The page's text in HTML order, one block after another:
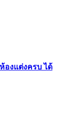
องแต่งครบ ได้